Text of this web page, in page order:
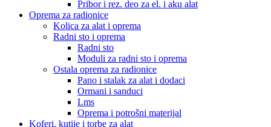
Pribor i rez. deo za el. i aku alat
Oprema za radionice
Kolica za alat i oprema
Radni sto i oprema
Radni sto
Moduli za radni sto i oprema
Ostala oprema za radionice
Pano i stalak za alat i dodaci
Ormani i sanduci
Lms
Oprema i potrošni materijal
Koferi, kutije i torbe za alat